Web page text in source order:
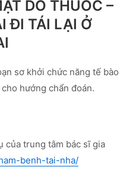
DO THUỐC –
ĐI TÁI LẠI Ở
sơ khởi chức năng tế bào
hướng chẩn đoán.
của trung tâm bác sĩ gia
benh-tai-nha/